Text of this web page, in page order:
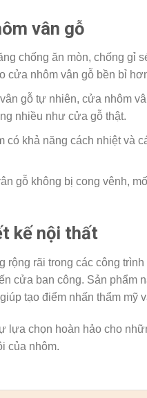
vân gỗ
chống ăn mòn, chống gỉ
cửa nhôm vân gỗ bền bỉ
gỗ tự nhiên, cửa nhôm
nhiều như cửa gỗ thật.
có khả năng cách nhiệt và
gỗ không bị cong vênh,
kế nội thất
rãi trong các công
cửa ban công. Sản phẩm
tạo điểm nhấn thẩm mỹ
lựa chọn hoàn hảo cho
của nhôm.